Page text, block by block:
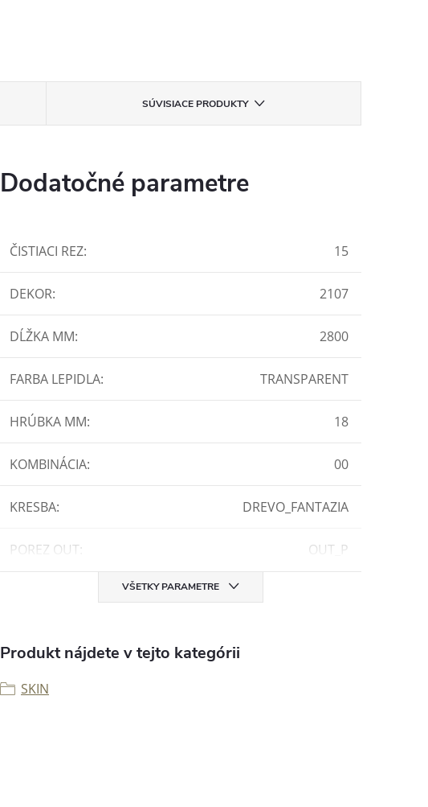
SÚVISIACE PRODUKTY
Dodatočné parametre
ČISTIACI REZ: 15
DEKOR: 2107
DĹŽKA MM: 2800
FARBA LEPIDLA: TRANSPARENT
HRÚBKA MM: 18
KOMBINÁCIA: 00
KRESBA: DREVO_FANTAZIA
POREZ OUT: OUT_P
VŠETKY PARAMETRE
Produkt nájdete v tejto kategórii
SKIN